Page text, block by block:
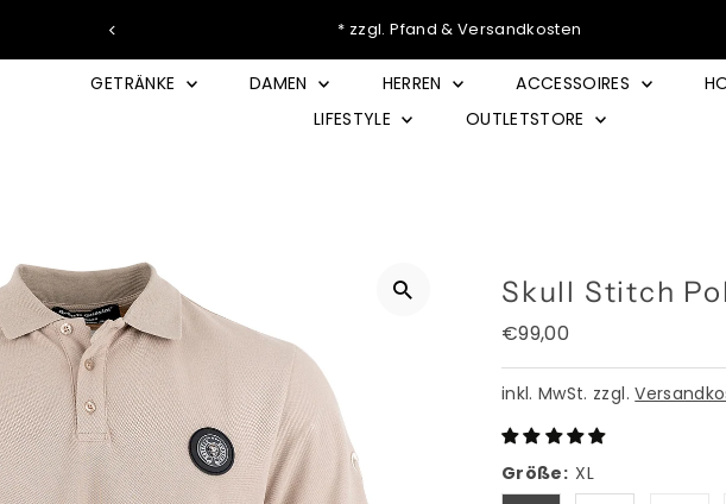
* zzgl. Pfand & Versandkosten
GETRÄNKE DAMEN HERREN ACCESSOIRES
LIFESTYLE
OUTLETSTORE
Skull Stitch
Regulärer
€99,00
inkl. MwSt. zzgl.
Größe: XL